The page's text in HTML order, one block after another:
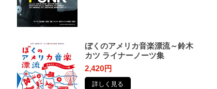
ぼくのアメリカ音楽漂流～鈴木
カツ ライナーノーツ集
2,420円
詳しく見る